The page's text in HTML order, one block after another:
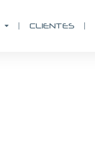
CLIENTES